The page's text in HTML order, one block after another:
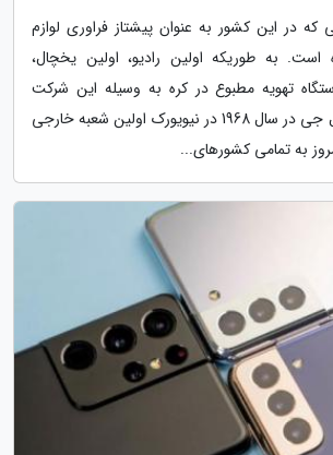
در این کشور به عنوان پیشتاز فراوری لوازم
به طوریکه اولین رادیو، اولین یخچال،
تهویه مطبوع در کره به وسیله این شرکت
فراوری شد. بعلاوه ال جی در سال 1968 در نیویورک اولین شعبه خارجی
به تمامی کشورهای...